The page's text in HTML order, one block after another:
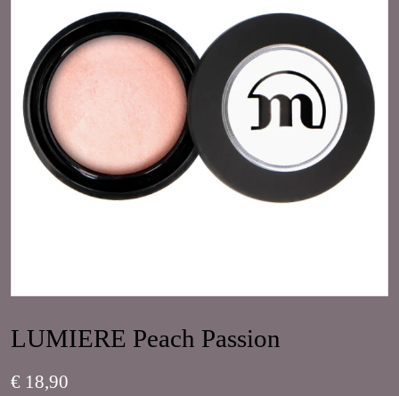
LUMIERE Peach Passion
€ 18,90